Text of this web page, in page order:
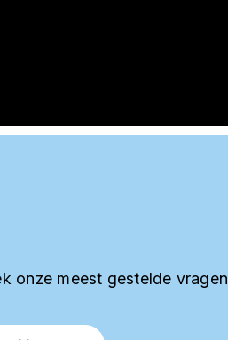
onze meest gestelde vragen